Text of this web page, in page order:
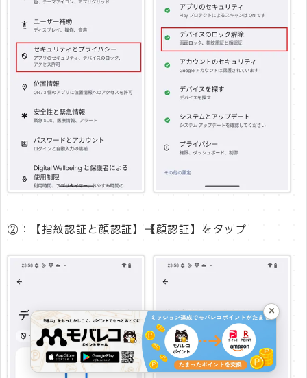
②：【指紋認証と顔認証】→【顔認証】をタップ
×